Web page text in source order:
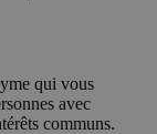
qui vous
avec
communs.